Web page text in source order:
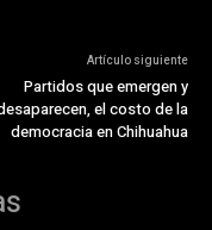
Artículo siguiente
Partidos que emergen y
el costo de la
democracia en Chihuahua